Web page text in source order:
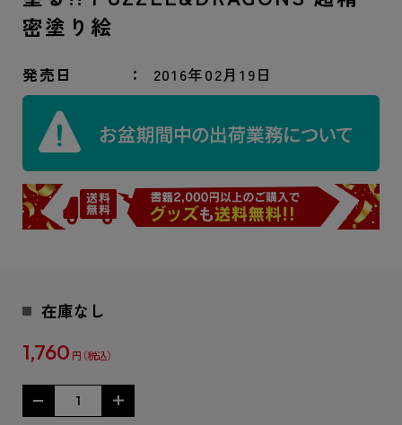
密塗り絵
発売日 2016年02月19日
在庫なし
1,760 円